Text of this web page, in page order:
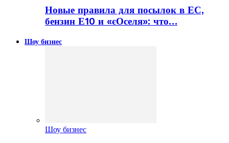
Новые правила для посылок в ЕС,
бензин Е10 и «єОселя»: что…
Шоу бизнес
Шоу бизнес